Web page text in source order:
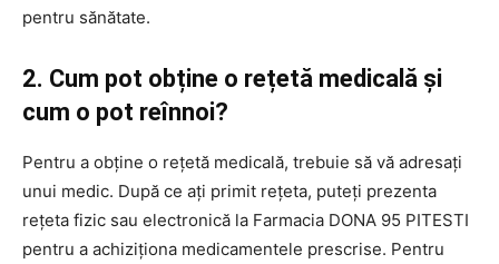
pentru sănătate.
2. Cum pot obține o rețetă medicală și
cum o pot reînnoi?
Pentru a obține o rețetă medicală, trebuie să vă adresați
unui medic. După ce ați primit rețeta, puteți prezenta
rețeta fizic sau electronică la Farmacia DONA 95 PITESTI
pentru a achiziționa medicamentele prescrise. Pentru